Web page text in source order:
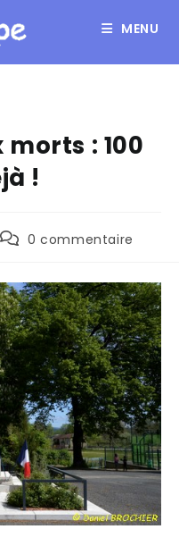
MENU
: 100
!
0 commentaire